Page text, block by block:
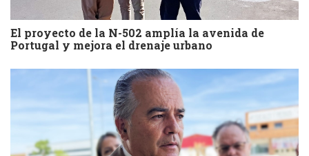
El proyecto de la N-502 amplía la avenida de
Portugal y mejora el drenaje urbano